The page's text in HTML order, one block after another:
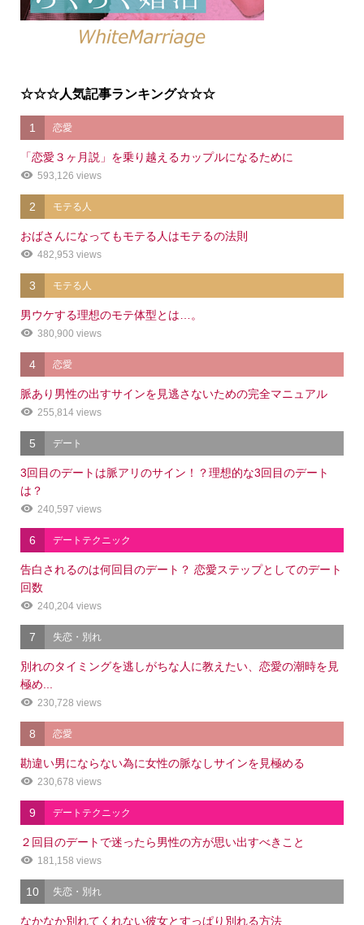
☆☆☆人気記事ランキング☆☆☆
1 恋愛
「恋愛３ヶ月説」を乗り越えるカップルになるために
593,126 views
2 モテる人
おばさんになってもモテる人はモテるの法則
482,953 views
3 モテる人
男ウケする理想のモテ体型とは…。
380,900 views
4 恋愛
脈あり男性の出すサインを見逃さないための完全マニュアル
255,814 views
5 デート
3回目のデートは脈アリのサイン！？理想的な3回目のデート
は？
240,597 views
6 デートテクニック
告白されるのは何回目のデート？ 恋愛ステップとしてのデート
回数
240,204 views
7 失恋・別れ
別れのタイミングを逃しがちな人に教えたい、恋愛の潮時を見
極め...
230,728 views
8 恋愛
勘違い男にならない為に女性の脈なしサインを見極める
230,678 views
9 デートテクニック
２回目のデートで迷ったら男性の方が思い出すべきこと
181,158 views
10 失恋・別れ
なかなか別れてくれない彼女とすっぱり別れる方法